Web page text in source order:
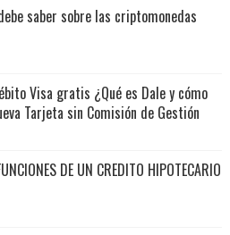
saber sobre las criptomonedas
Visa gratis ¿Qué es Dale y cómo
Tarjeta sin Comisión de Gestión
DE UN CREDITO HIPOTECARIO